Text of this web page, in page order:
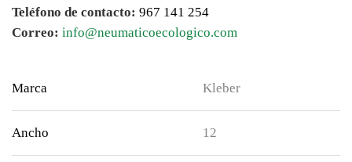
Teléfono de contacto: 967 141 254
Correo: info@neumaticoecologico.com
Marca Kleber
Ancho 12